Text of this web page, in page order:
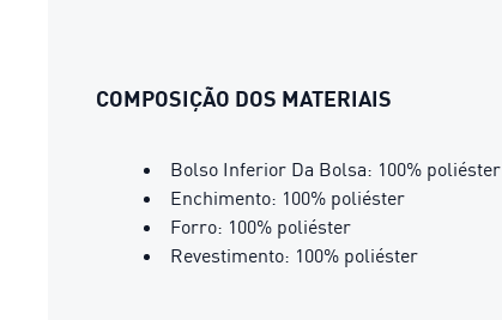
COMPOSIÇÃO DOS MATERIAIS
Bolso Inferior Da Bolsa: 100% poliéster
Enchimento: 100% poliéster
Forro: 100% poliéster
Revestimento: 100% poliéster